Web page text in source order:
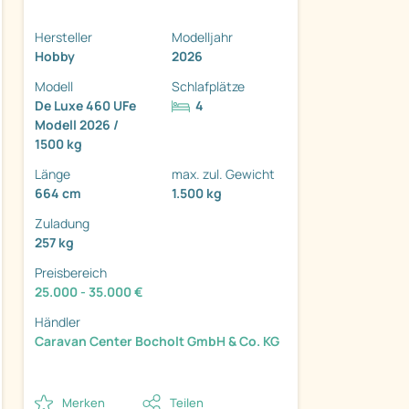
Hersteller
Hobby
Modelljahr
2026
Modell
De Luxe 460 UFe
Modell 2026 /
1500 kg
Schlafplätze
4
Länge
664 cm
max. zul. Gewicht
1.500 kg
Zuladung
257 kg
Preisbereich
25.000 - 35.000 €
Händler
Caravan Center Bocholt GmbH & Co. KG
Merken Teilen